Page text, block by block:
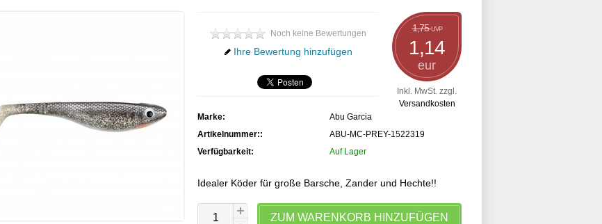
1,75UVP
1,14
eur
Inkl. MwSt. zzgl.
Versandkosten
Noch keine Bewertungen
Ihre Bewertung hinzufügen
Marke:
Abu Garcia
Artikelnummer::
ABU-MC-PREY-1522319
Verfügbarkeit:
Auf Lager
Idealer Köder für große Barsche, Zander und Hechte!!
ZUM WARENKORB HINZUFÜGEN